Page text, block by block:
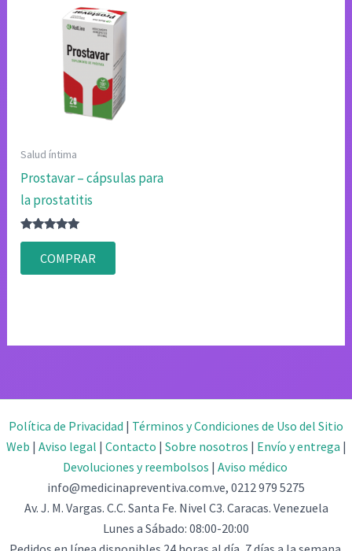
Salud íntima
Prostavar – cápsulas para
la prostatitis
Valorado
4.83
de 5
COMPRAR
Política de Privacidad | Términos y Condiciones de Uso del Sitio
Web | Aviso legal | Contacto | Sobre nosotros | Envío y entrega |
Devoluciones y reembolsos | Aviso médico
info@medicinapreventiva.com.ve, 0212 979 5275
Av. J. M. Vargas. C.C. Santa Fe. Nivel C3. Caracas. Venezuela
Lunes a Sábado: 08:00-20:00